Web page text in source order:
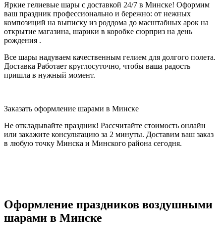
Яркие гелиевые шары с доставкой 24/7 в Минске! Оформим
ваш праздник профессионально и бережно: от нежных
композиций на выписку из роддома до масштабных арок на
открытие магазина, шарики в коробке сюрприз на день
рождения .
Все шары надуваем качественным гелием для долгого полета.
Доставка Работает круглосуточно, чтобы ваша радость
пришла в нужный момент.
Заказать оформление шарами в Минске
Не откладывайте праздник! Рассчитайте стоимость онлайн
или закажите консультацию за 2 минуты. Доставим ваш заказ
в любую точку Минска и Минского района сегодня.
Оформление праздников воздушными
шарами в Минске